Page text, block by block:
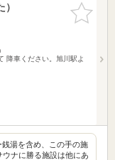
お気に入
りに追加
降車ください。旭川駅よ
湯を含め、この手の施
ナに勝る施設は他にあ